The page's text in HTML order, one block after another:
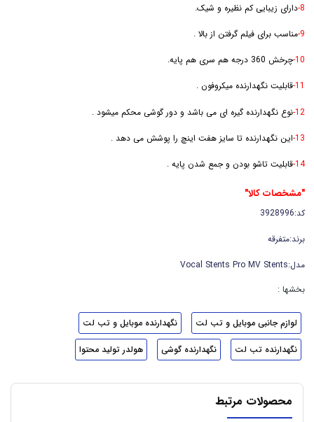
8- دارای زیبایی کم نظیره و شیک.
9- مناسب برای فیلم گرفتن از بالا .
10-چرخش 360 درجه هم سری هم پایه.
11-قابلیت نگهدارنده میکروفون .
12-نوع نگهدارنده گیره ای می باشد و دور گوشی محکم میشود .
13-این نگهدارنده تا سایز هفت اینچ را پوشش می دهد .
14-قابلیت تاشو بودن و جمع شدن پایه .
"مشخصات کالا"
کد:3928996
برند:متفرقه
مدل:Vocal Stents Pro MV Stents
بخشها :
لوازم جانبی موبایل و تب لت
نگهدارنده موبایل و تب لت
نگهدارنده تب لت
نگهدارنده گوشی هولدر تولید محتوا
محصولات مرتبط